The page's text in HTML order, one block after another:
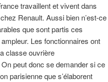
travaillent et vivent dans
Renault. Aussi bien n’est-ce
que sont partis ces
Les fonctionnaires ont
classe ouvrière
peut donc se demander si ce
parisienne que s’élaborent